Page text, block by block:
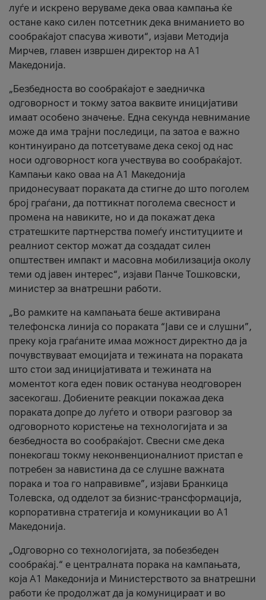
луѓе и искрено веруваме дека оваа кампања ќе
остане како силен потсетник дека вниманието во
сообраќајот спасува животи“, изјави Методија
Мирчев, главен извршен директор на А1
Македонија.
„Безбедноста во сообраќајот е заедничка
одговорност и токму затоа ваквите иницијативи
имаат особено значење. Една секунда невнимание
може да има трајни последици, па затоа е важно
континуирано да потсетуваме дека секој од нас
носи одговорност кога учествува во сообраќајот.
Кампањи како оваа на A1 Македонија
придонесуваат пораката да стигне до што поголем
број граѓани, да поттикнат поголема свесност и
промена на навиките, но и да покажат дека
стратешките партнерства помеѓу институциите и
реалниот сектор можат да создадат силен
општествен импакт и масовна мобилизација околу
теми од јавен интерес“, изјави Панче Тошковски,
министер за внатрешни работи.
„Во рамките на кампањата беше активирана
телефонска линија со пораката “Јави се и слушни”,
преку која граѓаните имаа можност директно да ја
почувствуваат емоцијата и тежината на пораката
што стои зад иницијативата и тежината на
моментот кога еден повик останува неодговорен
засекогаш. Добиените реакции покажаа дека
пораката допре до луѓето и отвори разговор за
одговорното користење на технологијата и за
безбедноста во сообраќајот. Свесни сме дека
понекогаш токму неконвенционалниот пристап е
потребен за навистина да се слушне важната
порака и тоа го направивме”, изјави Бранкица
Толевска, од одделот за бизнис-трансформација,
корпоративна стратегија и комуникации во А1
Македонија.
„Одговорно со технологијата, за побезбеден
сообраќај.“ е централната порака на кампањата,
која A1 Македонија и Министерството за внатрешни
работи ќе продолжат да ја комуницираат и во